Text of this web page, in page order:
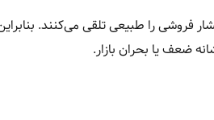
فروشی را طبیعی تلقی می‌کنند.
ضعف یا بحران بازار.